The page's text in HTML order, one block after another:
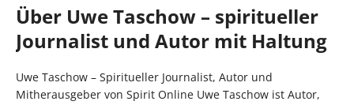
Über Uwe Taschow – spiritueller
Journalist und Autor mit Haltung
Uwe Taschow – Spiritueller Journalist, Autor und
Mitherausgeber von Spirit Online Uwe Taschow ist Autor,